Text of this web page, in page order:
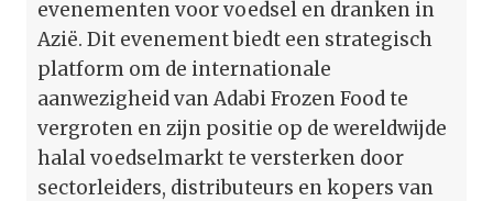
evenementen voor voedsel en dranken in
Azië. Dit evenement biedt een strategisch
platform om de internationale
aanwezigheid van Adabi Frozen Food te
vergroten en zijn positie op de wereldwijde
halal voedselmarkt te versterken door
sectorleiders, distributeurs en kopers van